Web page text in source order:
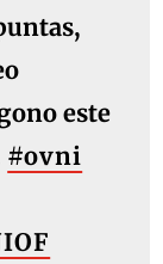
este
#ovni